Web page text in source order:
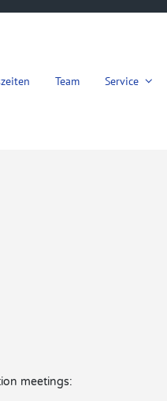
Team Service
meetings: